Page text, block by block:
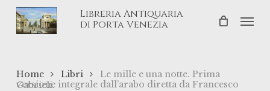
Skip
Libreria Antiquaria
di Porta Venezia
Home Libri
Le mille e una notte. Prima
versione integrale dall’arabo diretta da Francesco Gabrieli.